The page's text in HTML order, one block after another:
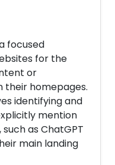
focused
for the
or
their homepages.
identifying and
mention
as ChatGPT
main landing